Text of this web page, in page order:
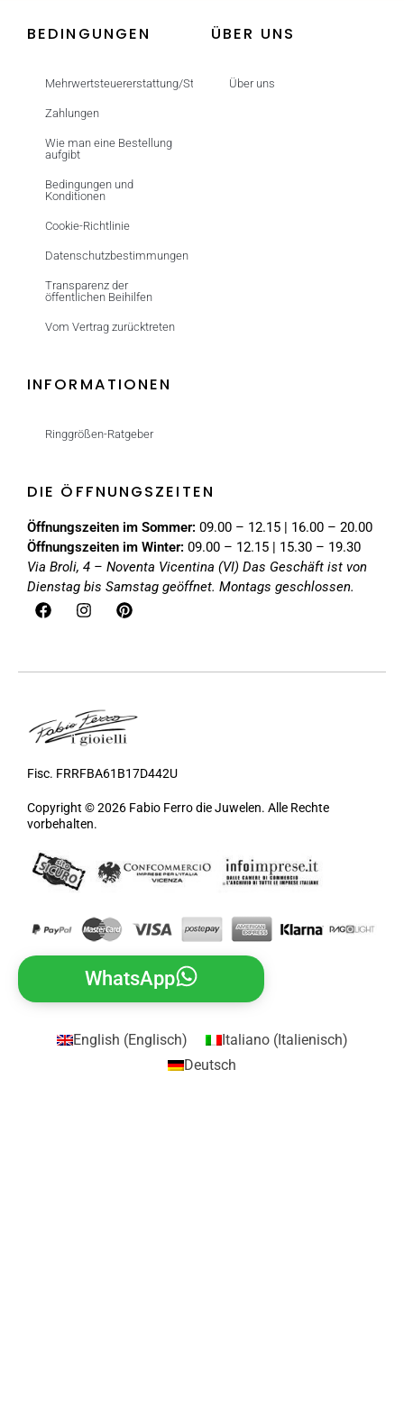
BEDINGUNGEN
Mehrwertsteuererstattung/Steuerfrei
Zahlungen
Wie man eine Bestellung
aufgibt
Bedingungen und
Konditionen
Cookie-Richtlinie
Datenschutzbestimmungen
Transparenz der
öffentlichen Beihilfen
Vom Vertrag zurücktreten
ÜBER UNS
Über uns
INFORMATIONEN
Ringgrößen-Ratgeber
DIE ÖFFNUNGSZEITEN
Öffnungszeiten im Sommer: 09.00 – 12.15 | 16.00 – 20.00
Öffnungszeiten im Winter: 09.00 – 12.15 | 15.30 – 19.30
Via Broli, 4 – Noventa Vicentina (VI) Das Geschäft ist von
Dienstag bis Samstag geöffnet. Montags geschlossen.
Fisc. FRRFBA61B17D442U
Copyright © 2026 Fabio Ferro die Juwelen. Alle Rechte
vorbehalten.
WhatsApp
English (Englisch) Italiano(Italienisch)
Deutsch